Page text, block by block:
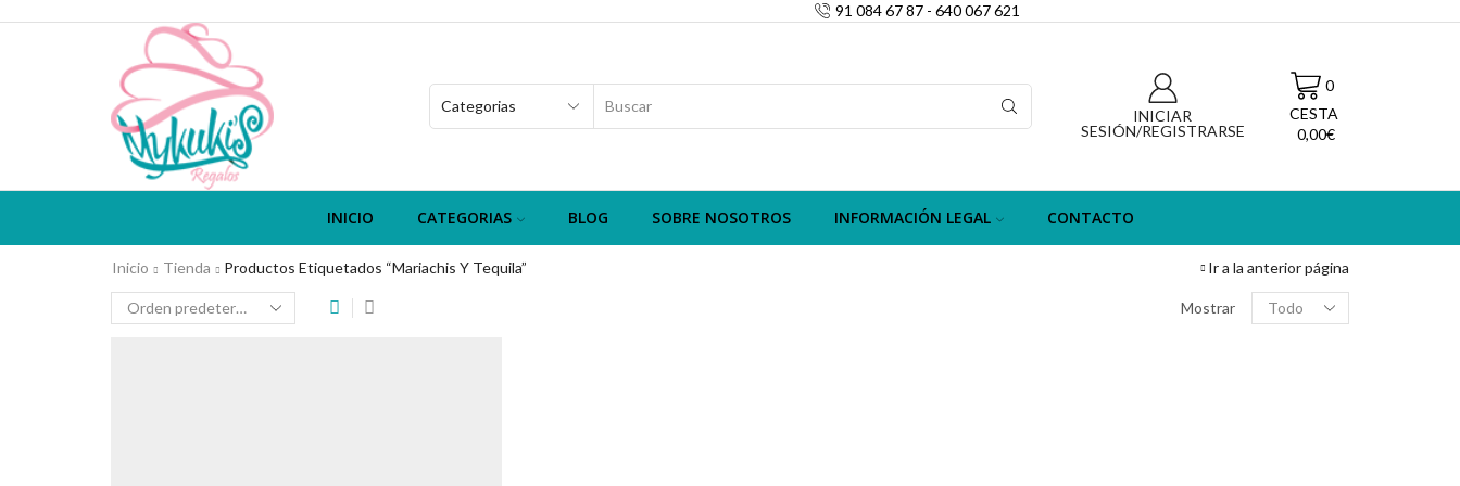
91 084 67 87 - 640 067 621
INICIAR
SESIÓN/REGISTRARSE
0
CESTA
0,00€
INICIO CATEGORIAS BLOG SOBRE NOSOTROS INFORMACIÓN LEGAL CONTACTO
Inicio Tienda Productos Etiquetados “mariachis Y Tequila” Ir a la anterior página
Mostrar
Filas
por